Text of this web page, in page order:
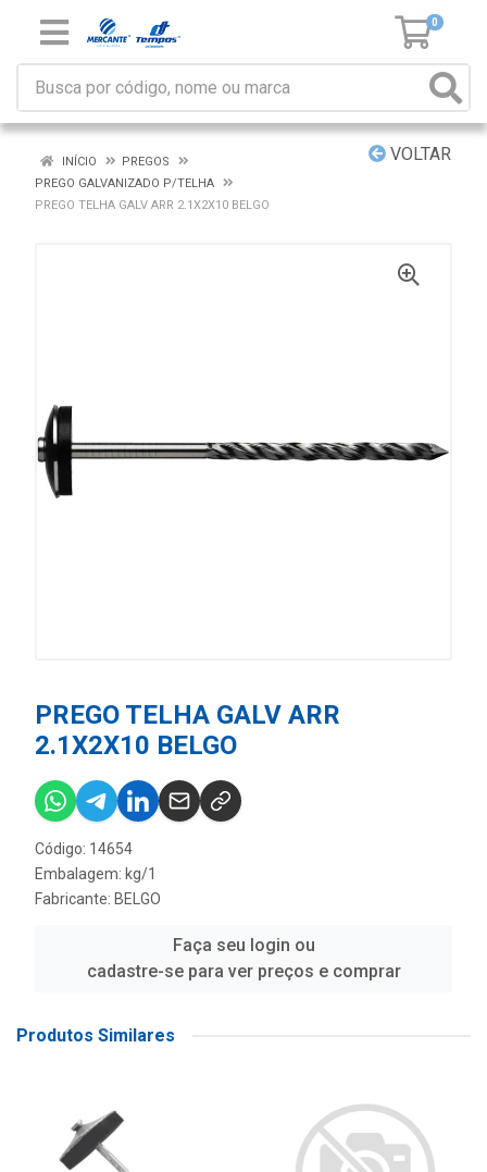
0
VOLTAR
INÍCIO
PREGOS
PREGO GALVANIZADO P/TELHA
PREGO TELHA GALV ARR 2.1X2X10 BELGO
PREGO TELHA GALV ARR
2.1X2X10 BELGO
Código: 14654
Embalagem: kg/1
Fabricante: BELGO
Faça seu login ou
cadastre-se para ver preços e comprar
Produtos Similares